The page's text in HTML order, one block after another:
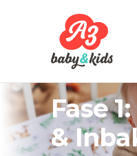
Fase
&